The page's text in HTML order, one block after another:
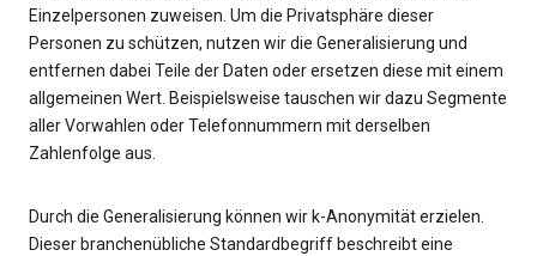
Einzelpersonen zuweisen. Um die Privatsphäre dieser
Personen zu schützen, nutzen wir die Generalisierung und
entfernen dabei Teile der Daten oder ersetzen diese mit einem
allgemeinen Wert. Beispielsweise tauschen wir dazu Segmente
aller Vorwahlen oder Telefonnummern mit derselben
Zahlenfolge aus.
Durch die Generalisierung können wir k-Anonymität erzielen.
Dieser branchenübliche Standardbegriff beschreibt eine